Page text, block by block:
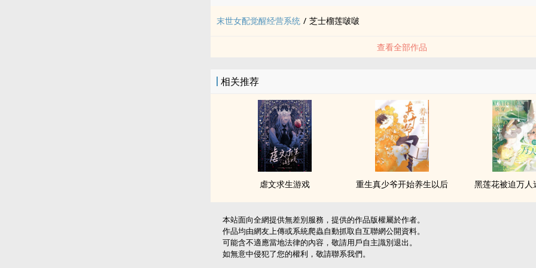
末世女配觉醒经营系统 / 芝士榴莲啵啵
查看全部作品
相关推荐
虐文求生游戏 重生真少爷开始养生以后 黑莲花被迫万
本站面向全網提供無差別服務，提供的作品版權屬於作者。
作品均由網友上傳或系統爬蟲自動抓取自互聯網公開資料。
可能含不適應當地法律的內容，敬請用戶自主識別退出。
如無意中侵犯了您的權利，敬請聯系我們。